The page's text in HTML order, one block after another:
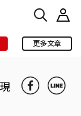
更多文章